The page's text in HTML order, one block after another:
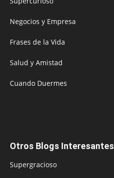
Negocios y Empresa
Frases de la Vida
Salud y Amistad
Cuando Duermes
Otros Blogs Interesantes
Supergracioso